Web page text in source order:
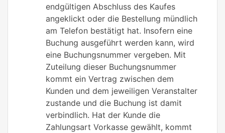
endgültigen Abschluss des Kaufes
angeklickt oder die Bestellung mündlich
am Telefon bestätigt hat. Insofern eine
Buchung ausgeführt werden kann, wird
eine Buchungsnummer vergeben. Mit
Zuteilung dieser Buchungsnummer
kommt ein Vertrag zwischen dem
Kunden und dem jeweiligen Veranstalter
zustande und die Buchung ist damit
verbindlich. Hat der Kunde die
Zahlungsart Vorkasse gewählt, kommt